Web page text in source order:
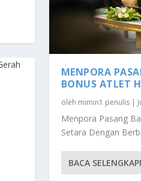
MENPORA
BONUS ATLET
oleh mimin1 penulis|
Menpora Pasang
Setara Dengan
BACA